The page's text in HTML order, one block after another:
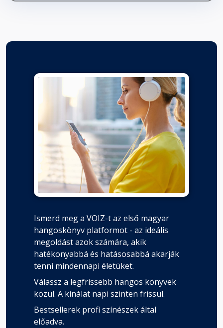
Ismerd meg a VOIZ-t az első magyar
hangoskönyv platformot - az ideális
megoldást azok számára, akik
hatékonyabbá és hatásosabbá akarják
tenni mindennapi életüket.
Válassz a legfrissebb hangos könyvek
közül. A kínálat napi szinten frissül.
Bestsellerek profi színészek által
előadva.